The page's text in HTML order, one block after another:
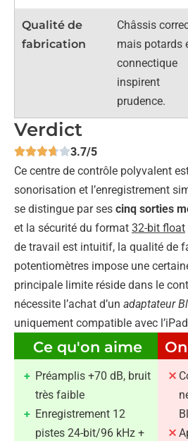
Qualité de
fabrication
Châssis
mais potards
connectique
inspirent
prudence.
Verdict
3.7/5
Ce centre de contrôle polyvalent
sonorisation et l’enregistrement
se distingue par ses cinq sorties
et la sécurité du format 32-bit float
de travail est intuitif, la qualité de
potentiomètres impose une
principale limite réside dans le
nécessite l’achat d’un adaptateur
uniquement compatible avec
Ce qu'on aime
Préamplis +70 dB, bruit
très faible
Enregistrement 12
pistes 24-bit/96 kHz +